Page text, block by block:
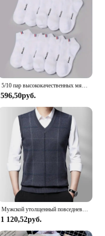
5/10 пар высококачественных мягких и удобных мужских спортивных носков, летние впитывающие пот дышащие и повседневные носки
596,50руб.
Мужской утолщенный повседневный свитер, майка, осенне-зимний теплый мужской жилет
1 120,52руб.